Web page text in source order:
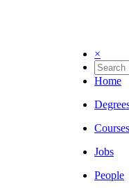
×
Home
Courses
Jobs
People